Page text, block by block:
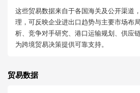
这些贸易数据来自于各国海关及公开渠道
理，可反映企业进出口趋势与主要市场布
析、竞争对手研究、港口运输规划、供应
为跨境贸易决策提供可靠支持。
贸易数据